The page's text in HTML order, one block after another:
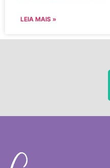
LEIA MAIS »